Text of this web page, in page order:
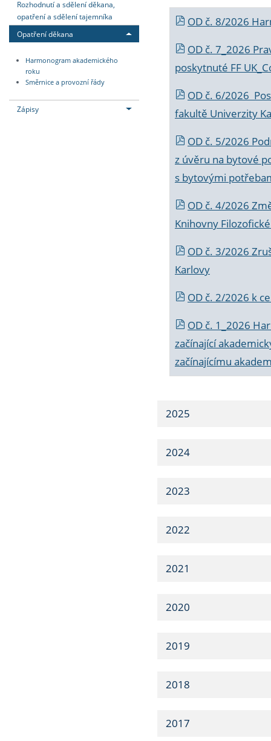
Rozhodnutí a sdělení děkana,
opatření a sdělení tajemníka
Opatření děkana
Harmonogram akademického
roku
Směrnice a provozní řády
Zápisy
OD č. 8/2026
OD č. 7_2026
poskytnuté FF
OD č. 6/2026
fakultě Univerzity
OD č. 5/2026
z úvěru na bytové
s bytovými
OD č. 4/2026
Knihovny
OD č. 3/2026
Karlovy
OD č. 2/2026 k
OD č. 1_2026
začínající
začínajícímu
2025
2024
2023
2022
2021
2020
2019
2018
2017